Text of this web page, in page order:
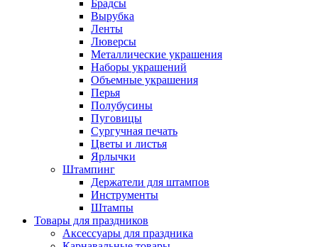
Брадсы
Вырубка
Ленты
Люверсы
Металлические украшения
Наборы украшений
Объемные украшения
Перья
Полубусины
Пуговицы
Сургучная печать
Цветы и листья
Ярлычки
Штампинг
Держатели для штампов
Инструменты
Штампы
Товары для праздников
Аксессуары для праздника